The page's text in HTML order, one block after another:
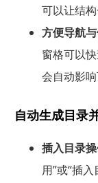
可以让结构
方便导航与
窗格可以
会自动影
自动生成目录
插入目录操
用”或“插